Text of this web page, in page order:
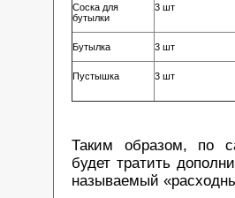
Соска для
бутылки
3 шт
Бутылка 3 шт
Пустышка 3 шт
Таким образом, по
будет тратить
называемый